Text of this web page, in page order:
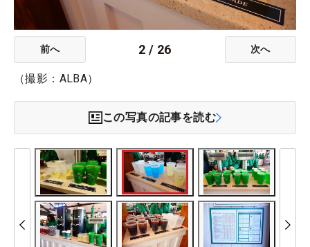
前へ 2 / 26 次へ
（撮影：ALBA）
この写真の記事を読む